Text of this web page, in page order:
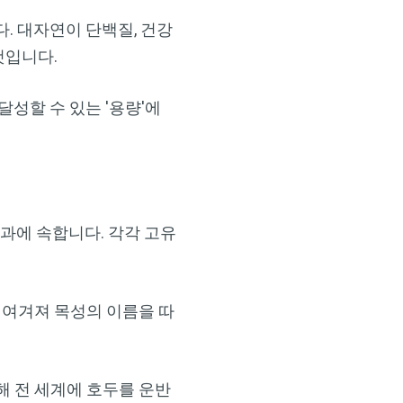
. 대자연이 단백질, 건강
입니다.
성할 수 있는 '용량'에
에 속합니다. 각각 고유
겨져 목성의 이름을 따
전 세계에 호두를 운반